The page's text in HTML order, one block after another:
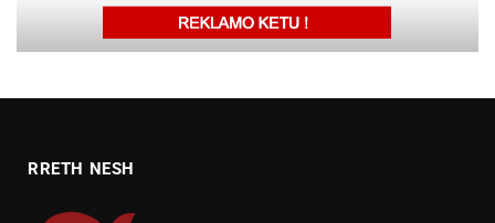
RRETH NESH